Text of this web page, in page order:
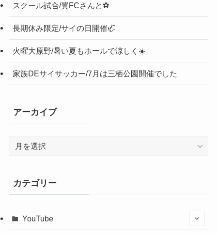
スクール試合/翼FCさんと⚽️
長期休み限定/サイの日開催🦏
火曜大原野/暑い夏もホールで涼しく☀️
家族DEサイサッカー/7月は三栖公園開催でした
アーカイブ
ブ
カテゴリー
YouTube